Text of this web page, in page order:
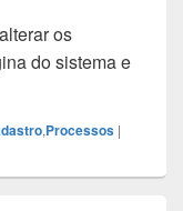
os
do sistema e
,Processos |